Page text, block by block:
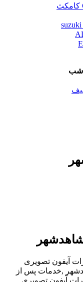
آیفون تصویری
,خدمات پس از
آیفون تصویری